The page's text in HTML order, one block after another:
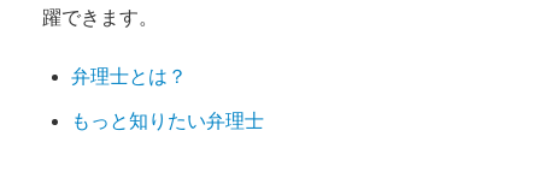
躍できます。
弁理士とは？
もっと知りたい弁理士